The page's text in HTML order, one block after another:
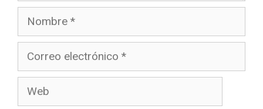
Nombre
Correo
Web